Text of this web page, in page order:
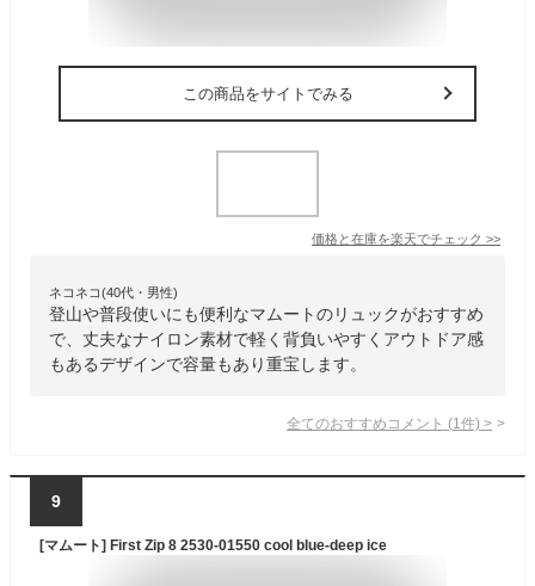
この商品をサイトでみる
価格と在庫を楽天でチェック >>
ネコネコ(40代・男性)
登山や普段使いにも便利なマムートのリュックがおすすめ
で、丈夫なナイロン素材で軽く背負いやすくアウトドア感
もあるデザインで容量もあり重宝します。
全てのおすすめコメント (1 件) >
9
[マムート] First Zip 8 2530-01550 cool blue-deep ice